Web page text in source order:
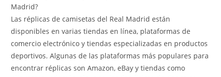
Madrid?
Las réplicas de camisetas del Real Madrid están
disponibles en varias tiendas en línea, plataformas de
comercio electrónico y tiendas especializadas en productos
deportivos. Algunas de las plataformas más populares para
encontrar réplicas son Amazon, eBay y tiendas como